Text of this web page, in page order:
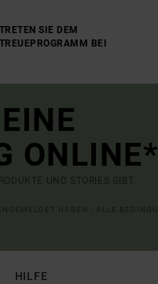
TRETEN SIE DEM
TREUEPROGRAMM BEI
ONLINE*
UND STORIES GIBT.
HILFE